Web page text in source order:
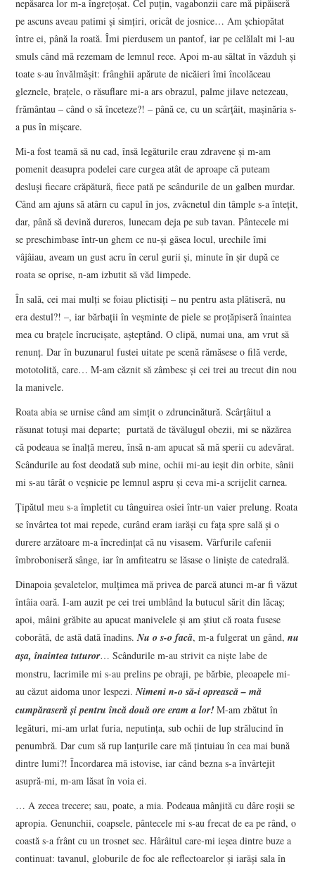
nepăsarea lor m-a îngreţoşat. Cel puţin, vagabonzii care mă pipăiseră
pe ascuns aveau patimi şi simţiri, oricât de josnice… Am şchiopătat
între ei, până la roată. Îmi pierdusem un pantof, iar pe celălalt mi l-au
smuls când mă rezemam de lemnul rece. Apoi m-au săltat în văzduh şi
toate s-au învălmăşit: frânghii apărute de nicăieri îmi încolăceau
gleznele, braţele, o răsuflare mi-a ars obrazul, palme jilave netezeau,
frământau – când o să înceteze?! – până ce, cu un scârţâit, maşinăria s-
a pus în mişcare.
Mi-a fost teamă să nu cad, însă legăturile erau zdravene şi m-am
pomenit deasupra podelei care curgea atât de aproape că puteam
desluşi fiecare crăpătură, fiece pată pe scândurile de un galben murdar.
Când am ajuns să atârn cu capul în jos, zvâcnetul din tâmple s-a înteţit,
dar, până să devină dureros, lunecam deja pe sub tavan. Pântecele mi
se preschimbase într-un ghem ce nu-şi găsea locul, urechile îmi
vâjâiau, aveam un gust acru în cerul gurii şi, minute în şir după ce
roata se oprise, n-am izbutit să văd limpede.
În sală, cei mai mulţi se foiau plictisiţi – nu pentru asta plătiseră, nu
era destul?! –, iar bărbaţii în veşminte de piele se proţăpiseră înaintea
mea cu braţele încrucişate, aşteptând. O clipă, numai una, am vrut să
renunţ. Dar în buzunarul fustei uitate pe scenă rămăsese o filă verde,
mototolită, care… M-am căznit să zâmbesc şi cei trei au trecut din nou
la manivele.
Roata abia se urnise când am simţit o zdruncinătură. Scârţâitul a
răsunat totuşi mai departe; purtată de tăvălugul obezii, mi se năzărea
că podeaua se înalţă mereu, însă n-am apucat să mă sperii cu adevărat.
Scândurile au fost deodată sub mine, ochii mi-au ieşit din orbite, sânii
mi s-au târât o veşnicie pe lemnul aspru şi ceva mi-a scrijelit carnea.
Ţipătul meu s-a împletit cu tânguirea osiei într-un vaier prelung. Roata
se învârtea tot mai repede, curând eram iarăşi cu faţa spre sală şi o
durere arzătoare m-a încredinţat că nu visasem. Vârfurile cafenii
îmbroboniseră sânge, iar în amfiteatru se lăsase o linişte de catedrală.
Dinapoia şevaletelor, mulţimea mă privea de parcă atunci m-ar fi văzut
întâia oară. I-am auzit pe cei trei umblând la butucul sărit din lăcaş;
apoi, mâini grăbite au apucat manivelele şi am ştiut că roata fusese
coborâtă, de astă dată înadins.Nu o s-o facă, m-a fulgerat un gând,nu
aşa, înaintea tuturor… Scândurile m-au strivit ca nişte labe de
monstru, lacrimile mi s-au prelins pe obraji, pe bărbie, pleoapele mi-
au căzut aidoma unor lespezi.Nimeni n-o să-i oprească – mă
cumpăraseră şi pentru încă două ore eram a lor!M-am zbătut în
legături, mi-am urlat furia, neputinţa, sub ochii de lup strălucind în
penumbră. Dar cum să rup lanţurile care mă ţintuiau în cea mai bună
dintre lumi?! Încordarea mă istovise, iar când bezna s-a învârtejit
asupră-mi, m-am lăsat în voia ei.
… A zecea trecere; sau, poate, a mia. Podeaua mânjită cu dâre roşii se
apropia. Genunchii, coapsele, pântecele mi s-au frecat de ea pe rând, o
coastă s-a frânt cu un trosnet sec. Hârâitul care-mi ieşea dintre buze a
continuat: tavanul, globurile de foc ale reflectoarelor şi iarăşi sala în